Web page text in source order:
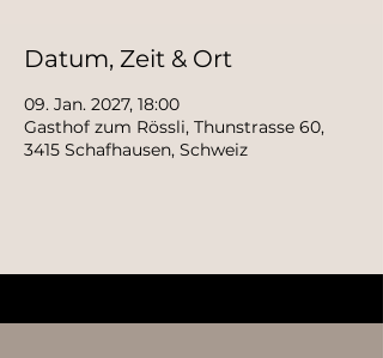
Datum, Zeit & Ort
09. Jan. 2027, 18:00
Gasthof zum Rössli, Thunstrasse 60,
3415 Schafhausen, Schweiz